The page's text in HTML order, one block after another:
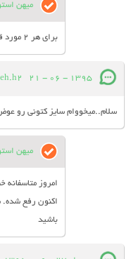
میهن
برای هر 2 مورد قابل استفاده است
21 - 06 - 1395
سلام..میخووام سایز کتونی رو
میهن
امروز
اکنون رفع شده.
باشید